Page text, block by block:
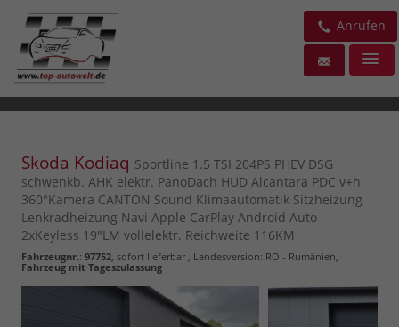
Anrufen
Skoda Kodiaq Sportline 1.5 TSI 204PS PHEV DSG
schwenkb. AHK elektr. PanoDach HUD Alcantara PDC v+h
360°Kamera CANTON Sound Klimaautomatik Sitzheizung
Lenkradheizung Navi Apple CarPlay Android Auto
2xKeyless 19"LM vollelektr. Reichweite 116KM
Fahrzeugnr.: 97752 sofort lieferbar , Landesversion: RO - Rumänien,
Fahrzeug mit Tageszulassung